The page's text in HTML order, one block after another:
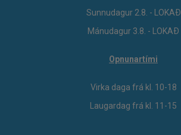
Sunnudagur 2.8. - LOKAÐ
Mánudagur 3.8. - LOKAÐ
Opnunartími
Virka daga frá kl. 10-18
Laugardag frá kl. 11-15